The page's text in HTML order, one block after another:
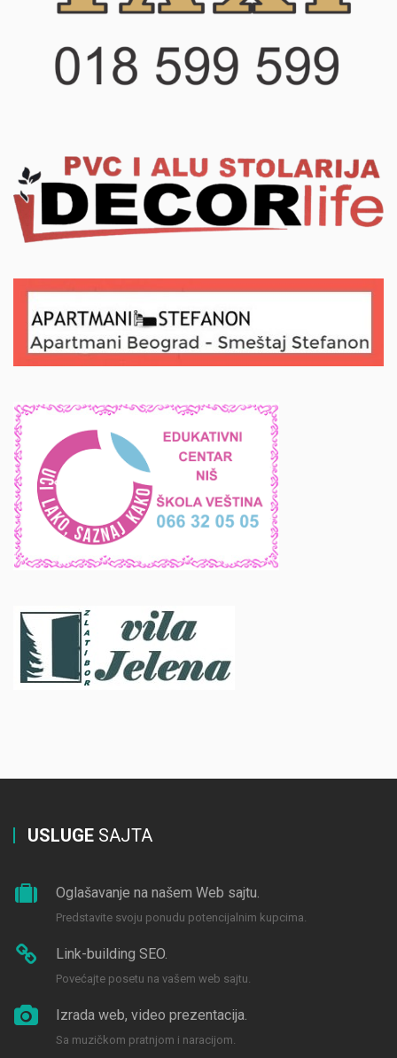
USLUGE SAJTA
Oglašavanje na našem Web sajtu.
Predstavite svoju ponudu potencijalnim kupcima.
Link-building SEO.
Povećajte posetu na vašem web sajtu.
Izrada web, video prezentacija.
Sa muzičkom pratnjom i naracijom.